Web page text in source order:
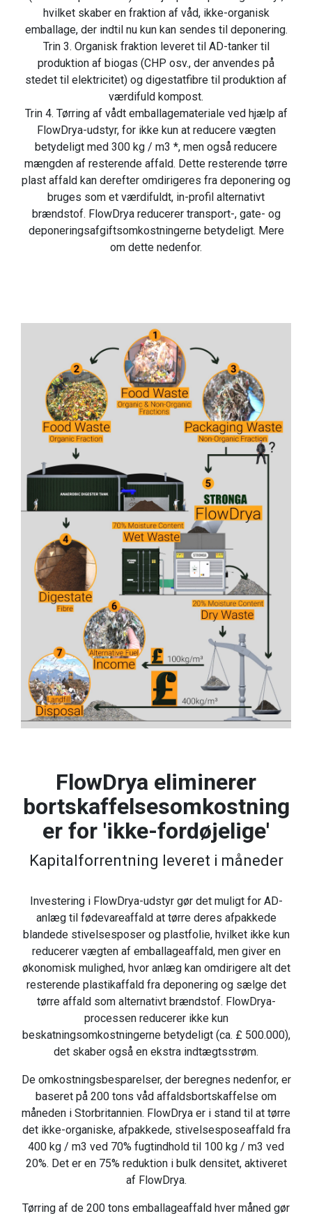
hvilket skaber en fraktion af våd, ikke-organisk
emballage, der indtil nu kun kan sendes til deponering.
Trin 3. Organisk fraktion leveret til AD-tanker til
produktion af biogas (CHP osv., der anvendes på
stedet til elektricitet) og digestatfibre til produktion af
værdifuld kompost.
Trin 4. Tørring af vådt emballagemateriale ved hjælp af
FlowDrya-udstyr, for ikke kun at reducere vægten
betydeligt med 300 kg / m3 *, men også reducere
mængden af resterende affald. Dette resterende tørre
plast affald kan derefter omdirigeres fra deponering og
bruges som et værdifuldt, in-profil alternativt
brændstof. FlowDrya reducerer transport-, gate- og
deponeringsafgiftsomkostningerne betydeligt. Mere
om dette nedenfor.
FlowDrya eliminerer
bortskaffelsesomkostning
er for 'ikke-fordøjelige'
Kapitalforrentning leveret i måneder
Investering i FlowDrya-udstyr gør det muligt for AD-
anlæg til fødevareaffald at tørre deres afpakkede
blandede stivelsesposer og plastfolie, hvilket ikke kun
reducerer vægten af emballageaffald, men giver en
økonomisk mulighed, hvor anlæg kan omdirigere alt det
resterende plastikaffald fra deponering og sælge det
tørre affald som alternativt brændstof. FlowDrya-
processen reducerer ikke kun
beskatningsomkostningerne betydeligt (ca. £ 500.000),
det skaber også en ekstra indtægtsstrøm.
De omkostningsbesparelser, der beregnes nedenfor, er
baseret på 200 tons våd affaldsbortskaffelse om
måneden i Storbritannien. FlowDrya er i stand til at tørre
det ikke-organiske, afpakkede, stivelsesposeaffald fra
400 kg / m3 ved 70% fugtindhold til 100 kg / m3 ved
20%. Det er en 75% reduktion i bulk densitet, aktiveret
af FlowDrya.
Tørring af de 200 tons emballageaffald hver måned gør